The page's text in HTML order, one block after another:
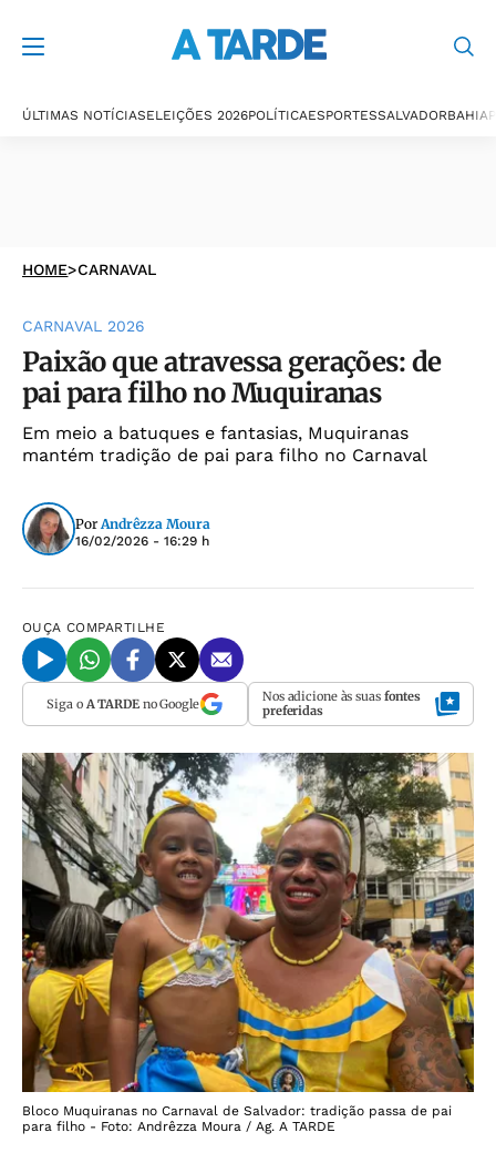
ÚLTIMAS NOTÍCIASELEIÇÕES 2026POLÍTICAESPORTESSALVADORBAHIA
HOME>CARNAVAL
CARNAVAL 2026
Paixão que atravessa gerações: de
pai para filho no Muquiranas
Em meio a batuques e fantasias, Muquiranas
mantém tradição de pai para filho no Carnaval
Por Andrêzza Moura
16/02/2026 - 16:29 h
OUÇA COMPARTILHE
Siga o A TARDEno Google Nos adicione às suas fontes
preferidas
Bloco Muquiranas no Carnaval de Salvador: tradição passa de pai
para filho - Foto: Andrêzza Moura / Ag. A TARDE